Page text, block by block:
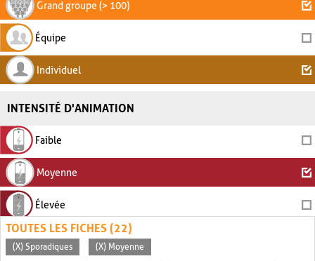
Grand groupe (> 100)
Équipe
Individuel
INTENSITÉ D'ANIMATION
Faible
Moyenne
Élevée
TOUTES LES FICHES (22)
(X) Sporadiques (X) Moyenne